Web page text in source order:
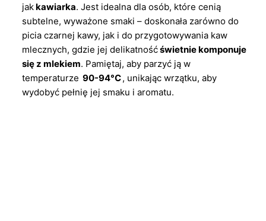
jakkawiarka. Jest idealna dla osób, które cenią
subtelne, wyważone smaki – doskonała zarówno do
picia czarnej kawy, jak i do przygotowywania kaw
mlecznych, gdzie jej delikatnośćświetnie komponuje
się z mlekiem. Pamiętaj, aby parzyć ją w
temperaturze 90-94°C, unikając wrzątku, aby
wydobyć pełnię jej smaku i aromatu.